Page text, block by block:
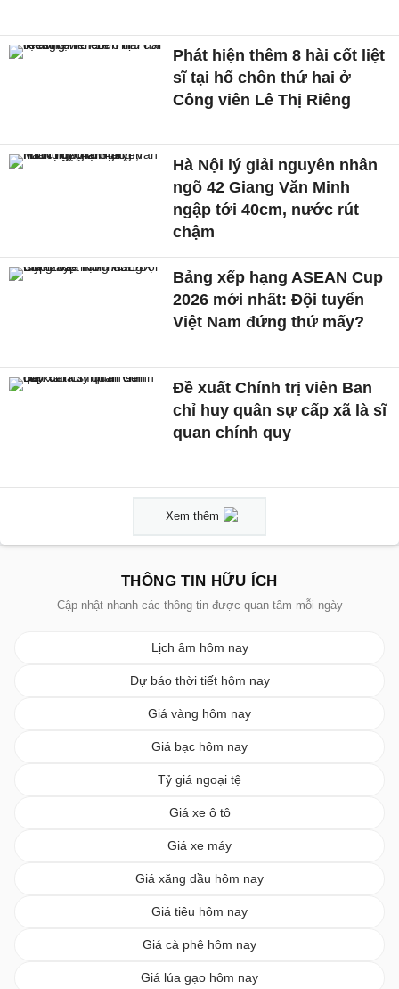
Phát hiện thêm 8 hài cốt liệt
sĩ tại hố chôn thứ hai ở
Công viên Lê Thị Riêng
Hà Nội lý giải nguyên nhân
ngõ 42 Giang Văn Minh
ngập tới 40cm, nước rút
chậm
Bảng xếp hạng ASEAN Cup
2026 mới nhất: Đội tuyển
Việt Nam đứng thứ mấy?
Đề xuất Chính trị viên Ban
chỉ huy quân sự cấp xã là sĩ
quan chính quy
Xem thêm
THÔNG TIN HỮU ÍCH
Cập nhật nhanh các thông tin được quan tâm mỗi ngày
Lịch âm hôm nay
Dự báo thời tiết hôm nay
Giá vàng hôm nay
Giá bạc hôm nay
Tỷ giá ngoại tệ
Giá xe ô tô
Giá xe máy
Giá xăng dầu hôm nay
Giá tiêu hôm nay
Giá cà phê hôm nay
Giá lúa gạo hôm nay